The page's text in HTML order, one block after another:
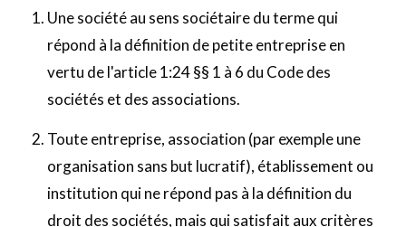
Une société au sens sociétaire du terme qui
répond à la définition de petite entreprise en
vertu de l'article 1:24 §§ 1 à 6 du Code des
sociétés et des associations.
Toute entreprise, association (par exemple une
organisation sans but lucratif), établissement ou
institution qui ne répond pas à la définition du
droit des sociétés, mais qui satisfait aux critères